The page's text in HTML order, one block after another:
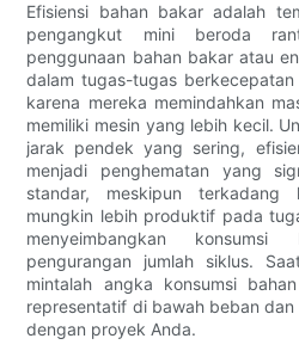
Efisiensi bahan bakar adalah
pengangkut mini beroda
penggunaan bahan bakar atau
dalam tugas-tugas
karena mereka memindahkan
memiliki mesin yang lebih kecil.
jarak pendek yang sering,
menjadi penghematan yang
standar, meskipun
mungkin lebih produktif pada
menyeimbangkan
pengurangan jumlah siklus.
mintalah angka konsumsi
representatif di bawah beban
dengan proyek Anda.